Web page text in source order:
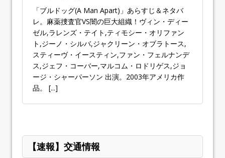
「ブルドッグ(A Man Apart)」あらすじ＆ネタバ
レ。麻薬捜査官VS闇の巨大組織！ヴィン・ディー
ゼル,ラレンズ・テイト,ティモシー・オリファン
ト,ジーノ・シルバ,ジャクリーン・オブラトース,
スティーヴ・イースティン,ファン・フェルナンデ
ス,ジェフ・コーバー,マルコム・ロドリゲス,ジョ
ージ・シャーパーソン 出演。2003年アメリカ作
品。 [...]
【速報】交通情報